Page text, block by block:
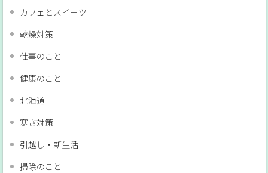
カフェとスイーツ
乾燥対策
仕事のこと
健康のこと
北海道
寒さ対策
引越し・新生活
掃除のこと